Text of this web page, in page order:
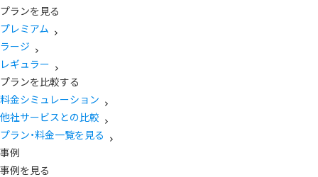
プランを見る
プレミアム
ラージ
レギュラー
プランを比較する
料金シミュレーション
他社サービスとの比較
プラン・料金一覧を見る
事例
事例を見る